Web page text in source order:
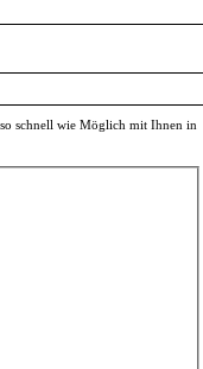
schnell wie Möglich mit Ihnen in